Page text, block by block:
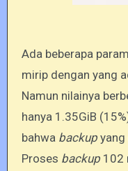
Ada beberapa
mirip dengan yang
Namun nilainya
hanya 1.35GiB
bahwa backup yang
Proses backup 102